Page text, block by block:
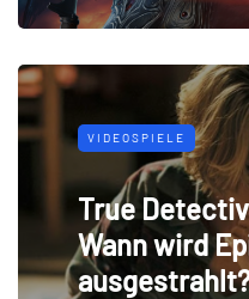
VIDEOSPIELE
True
Wann wird